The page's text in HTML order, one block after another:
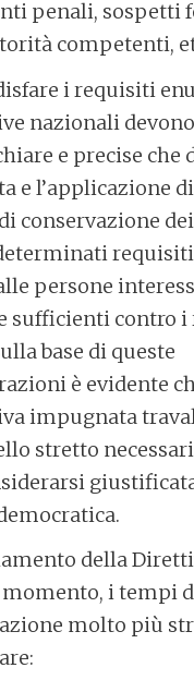
penali, sospetti
competenti,
i requisiti
nazionali
e precise che
e l’applicazione
conservazione
persone
sufficienti contro i
base di queste
è evidente
impugnata
stretto
della
momento, i tempi
molto più